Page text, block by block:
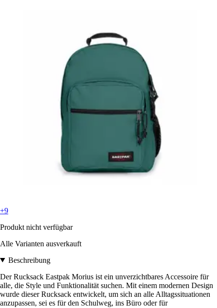
+9
Produkt nicht verfügbar
Alle Varianten ausverkauft
Beschreibung
Der Rucksack Eastpak Morius ist ein unverzichtbares Accessoire für
alle, die Style und Funktionalität suchen. Mit einem modernen Design
wurde dieser Rucksack entwickelt, um sich an alle Alltagssituationen
anzupassen, sei es für den Schulweg, ins Büro oder für